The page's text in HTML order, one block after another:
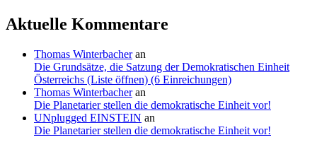
Aktuelle Kommentare
Thomas Winterbacheran
Die Grundsätze, die Satzung der Demokratischen Einheit
Österreichs (Liste öffnen) (6 Einreichungen)
Thomas Winterbacheran
Die Planetarier stellen die demokratische Einheit vor!
UNplugged EINSTEIN an
Die Planetarier stellen die demokratische Einheit vor!